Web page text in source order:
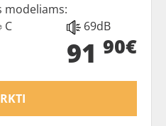
modeliams:
C 69dB
91 90€